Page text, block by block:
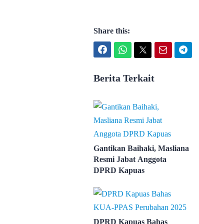
Share this:
Berita Terkait
Gantikan Baihaki, Masliana
Resmi Jabat Anggota
DPRD Kapuas
DPRD Kapuas Bahas